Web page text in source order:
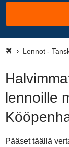
Lennot -
lennoille
Pääset täällä